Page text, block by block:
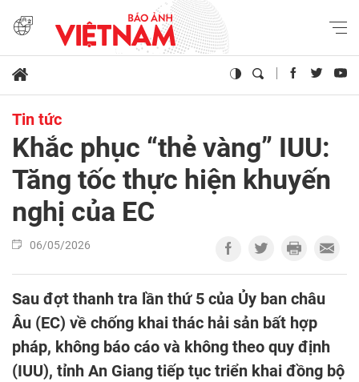
Tin tức
Khắc phục “thẻ vàng” IUU:
Tăng tốc thực hiện khuyến
nghị của EC
06/05/2026
Sau đợt thanh tra lần thứ 5 của Ủy ban châu
Âu (EC) về chống khai thác hải sản bất hợp
pháp, không báo cáo và không theo quy định
(IUU), tỉnh An Giang tiếp tục triển khai đồng bộ